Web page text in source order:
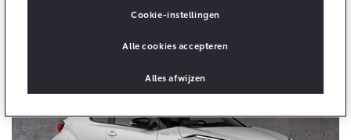
Schade & Glasherstel
daarmee schaart het zich tussen iconische merken als
dus vóór alle andere automerken.
Cookie-instellingen
Alles afwijzen
Alle cookies accepteren